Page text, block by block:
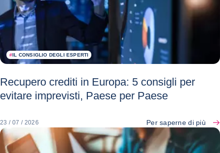
# IL CONSIGLIO DEGLI ESPERTI
Recupero crediti in Europa: 5 consigli per
evitare imprevisti, Paese per Paese
23 / 07 / 2026 Per saperne di più